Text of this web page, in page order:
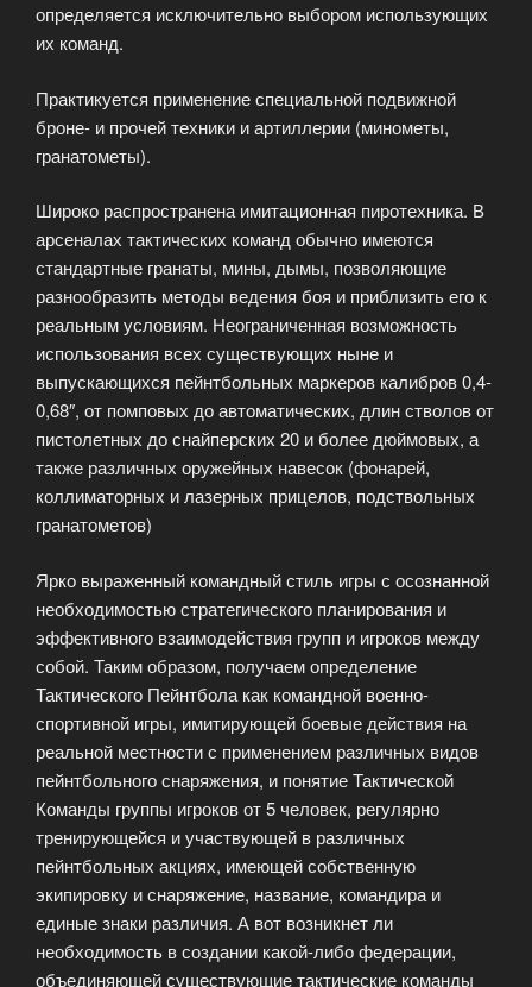
определяется исключительно выбором использующих
их команд.
Практикуется применение специальной подвижной
броне- и прочей техники и артиллерии (минометы,
гранатометы).
Широко распространена имитационная пиротехника. В
арсеналах тактических команд обычно имеются
стандартные гранаты, мины, дымы, позволяющие
разнообразить методы ведения боя и приблизить его к
реальным условиям. Неограниченная возможность
использования всех существующих ныне и
выпускающихся пейнтбольных маркеров калибров 0,4-
0,68″, от помповых до автоматических, длин стволов от
пистолетных до снайперских 20 и более дюймовых, а
также различных оружейных навесок (фонарей,
коллиматорных и лазерных прицелов, подствольных
гранатометов)
Ярко выраженный командный стиль игры с осознанной
необходимостью стратегического планирования и
эффективного взаимодействия групп и игроков между
собой. Таким образом, получаем определение
Тактического Пейнтбола как командной военно-
спортивной игры, имитирующей боевые действия на
реальной местности с применением различных видов
пейнтбольного снаряжения, и понятие Тактической
Команды группы игроков от 5 человек, регулярно
тренирующейся и участвующей в различных
пейнтбольных акциях, имеющей собственную
экипировку и снаряжение, название, командира и
единые знаки различия. А вот возникнет ли
необходимость в создании какой-либо федерации,
объединяющей существующие тактические команды